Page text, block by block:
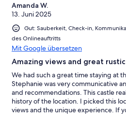
Amanda W.
13. Juni 2025
Gut: Sauberkeit, Check-in,
des Onlineauftritts
Mit Google übersetzen
Amazing views and great
We had such a great time staying at
Stephanie was very communicative
and recommendations. This castle
history of the location. I picked this
views and the unique experience. If